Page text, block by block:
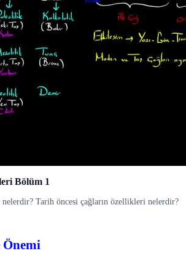
Bölüm 1
Tarih öncesi çağların özellikleri nelerdir?
Önemi